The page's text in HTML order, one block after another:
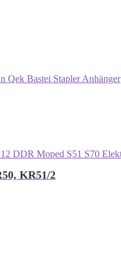
Qek Bastei Stapler Anhänger
KR51/2